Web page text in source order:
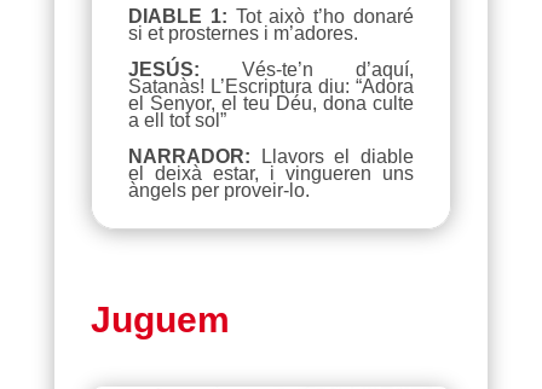
DIABLE 1: Tot això t’ho donaré
si et prosternes i m’adores.
JESÚS: Vés-te’n d’aquí,
Satanàs! L’Escriptura diu: “Adora
el Senyor, el teu Déu, dona culte
a ell tot sol”
NARRADOR: Llavors el diable
el deixà estar, i vingueren uns
àngels per proveir-lo.
Juguem